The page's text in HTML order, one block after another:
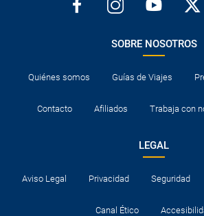
SOBRE NOSOTROS
Quiénes somos Guías de Viajes
Contacto Afiliados Trabaja con
LEGAL
Aviso Legal Privacidad Seguridad
Canal Ético